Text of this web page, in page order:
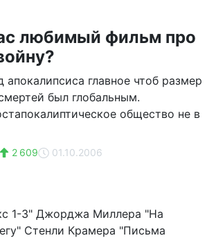
любимый фильм про
апокалипсиса главное чтоб размер
был глобальным.
общество не в
2 609 01.10.2006
1-3" Джорджа Миллера "На
Стенли Крамера "Письма